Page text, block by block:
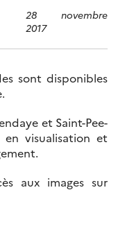
28 novembre
2017
sont disponibles
et Saint-Pee-
en visualisation et
aux images sur